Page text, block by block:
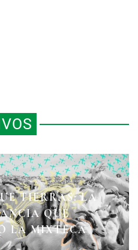
TIERRAS: LA
QUE
LA MIXTECA